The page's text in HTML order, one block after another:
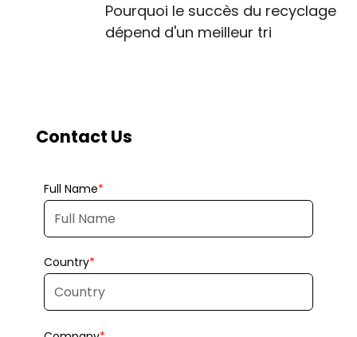
Pourquoi le succès du recyclage
dépend d'un meilleur tri